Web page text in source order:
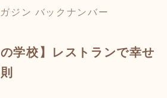
ジン バックナンバー
学校】レストランで幸せ